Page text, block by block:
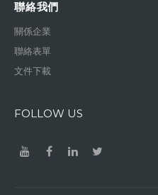
聯絡我們
關係企業
聯絡表單
文件下載
FOLLOW US